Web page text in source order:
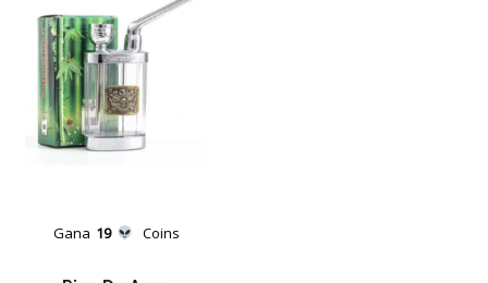
Gana 19 Coins